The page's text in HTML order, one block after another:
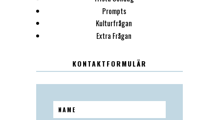
Prompts
Kulturfrågan
Extra Frågan
KONTAKTFORMULÄR